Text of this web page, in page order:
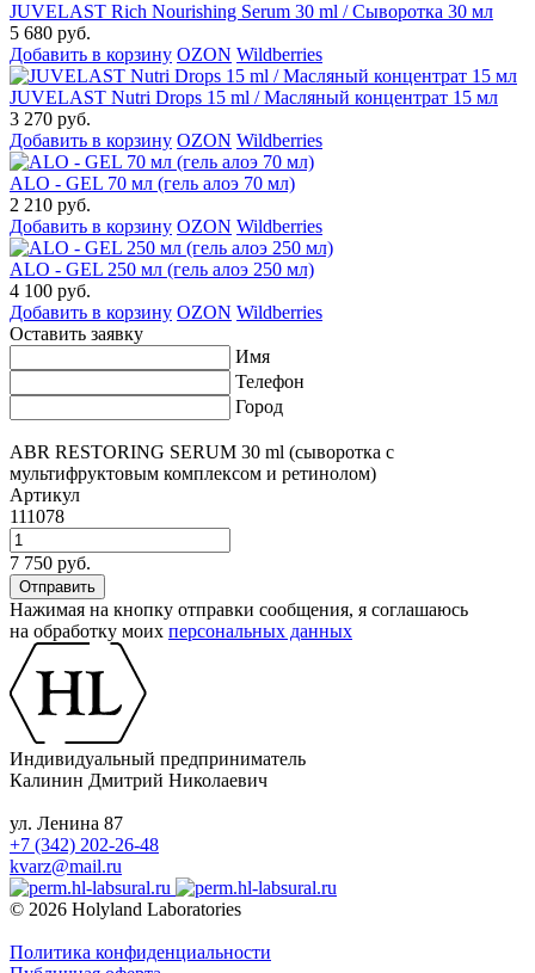
JUVELAST Rich Nourishing Serum 30 ml / Сыворотка 30 мл
5 680 руб.
Добавить в корзину OZON Wildberries
JUVELAST Nutri Drops 15 ml / Масляный концентрат 15 мл
3 270 руб.
Добавить в корзину OZON Wildberries
ALO - GEL 70 мл (гель алоэ 70 мл)
2 210 руб.
Добавить в корзину OZON Wildberries
ALO - GEL 250 мл (гель алоэ 250 мл)
4 100 руб.
Добавить в корзину OZON Wildberries
Оставить заявку
Имя
Телефон
Город
ABR RESTORING SERUM 30 ml (сыворотка с
мультифруктовым комплексом и ретинолом)
Артикул
111078
7 750 руб.
Нажимая на кнопку отправки сообщения, я соглашаюсь
на обработку моих персональных данных
Индивидуальный предприниматель
Калинин Дмитрий Николаевич
ул. Ленина 87
+7 (342) 202-26-48
kvarz@mail.ru
© 2026 Holyland Laboratories
Политика конфиденциальности